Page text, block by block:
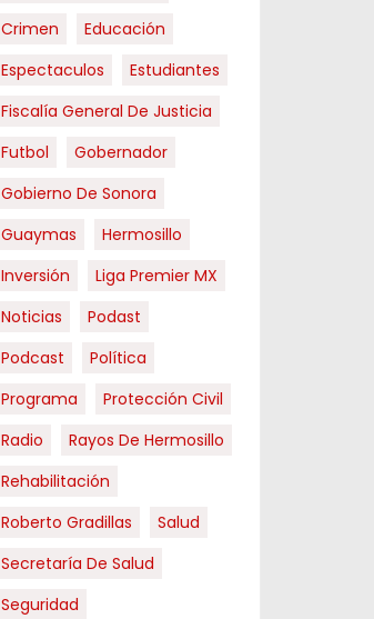
Crimen
Educación
Espectaculos
Estudiantes
Fiscalía General De Justicia
Futbol
Gobernador
Gobierno De Sonora
Guaymas
Hermosillo
Inversión
Liga Premier MX
Noticias
Podast
Podcast
Política
Programa
Protección Civil
Radio
Rayos De Hermosillo
Rehabilitación
Roberto Gradillas
Salud
Secretaría De Salud
Seguridad